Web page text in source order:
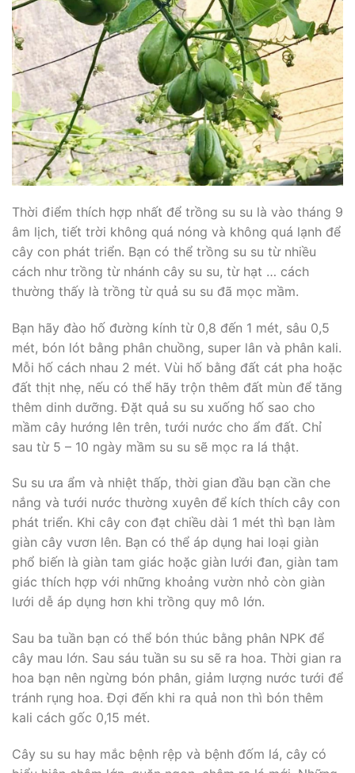
Thời điểm thích hợp nhất để trồng su su là vào tháng 9
âm lịch, tiết trời không quá nóng và không quá lạnh để
cây con phát triển. Bạn có thể trồng su su từ nhiều
cách như trồng từ nhánh cây su su, từ hạt … cách
thường thấy là trồng từ quả su su đã mọc mầm.
Bạn hãy đào hố đường kính từ 0,8 đến 1 mét, sâu 0,5
mét, bón lót bằng phân chuồng, super lân và phân kali.
Mỗi hố cách nhau 2 mét. Vùi hố bằng đất cát pha hoặc
đất thịt nhẹ, nếu có thể hãy trộn thêm đất mùn để tăng
thêm dinh dưỡng. Đặt quả su su xuống hố sao cho
mầm cây hướng lên trên, tưới nước cho ẩm đất. Chỉ
sau từ 5 – 10 ngày mầm su su sẽ mọc ra lá thật.
Su su ưa ẩm và nhiệt thấp, thời gian đầu bạn cần che
nắng và tưới nước thường xuyên để kích thích cây con
phát triển. Khi cây con đạt chiều dài 1 mét thì bạn làm
giàn cây vươn lên. Bạn có thể áp dụng hai loại giàn
phổ biến là giàn tam giác hoặc giàn lưới đan, giàn tam
giác thích hợp với những khoảng vườn nhỏ còn giàn
lưới dễ áp dụng hơn khi trồng quy mô lớn.
Sau ba tuần bạn có thể bón thúc bằng phân NPK để
cây mau lớn. Sau sáu tuần su su sẽ ra hoa. Thời gian ra
hoa bạn nên ngừng bón phân, giảm lượng nước tưới để
tránh rụng hoa. Đợi đến khi ra quả non thì bón thêm
kali cách gốc 0,15 mét.
Cây su su hay mắc bệnh rệp và bệnh đốm lá, cây có